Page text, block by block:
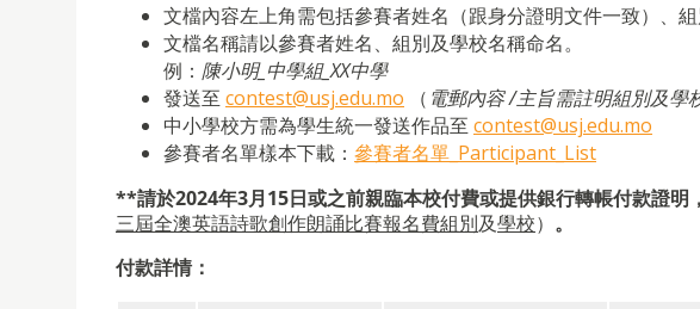
文檔內容左上角需包括參賽者姓名（跟身分證明文件一致）、組
文檔名稱請以參賽者姓名、組別及學校名稱命名。
例： 陳小明_ 中學組_XX中學
發送至 contest@usj.edu.mo （ 電郵內容/主旨需註明組別及學
中小學校方需為學生統一發送作品至 contest@usj.edu.mo
參賽者名單樣本下載： 參賽者名單_Participant_List
**請於2024年3月15日或之前親臨本校付費或提供銀行轉帳付款證明 ，
三屆全澳英語詩歌創作朗誦比賽報名費組別及學校） 。
付款詳情：